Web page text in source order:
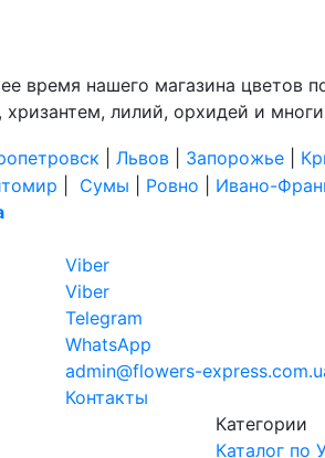
время нашего магазина цветов
лилий, орхидей и
Львов Запорожье
Сумы Ровно Ивано-
Viber
Viber
Telegram
WhatsApp
admin@flowers-
Контакты
Категории
Каталог по